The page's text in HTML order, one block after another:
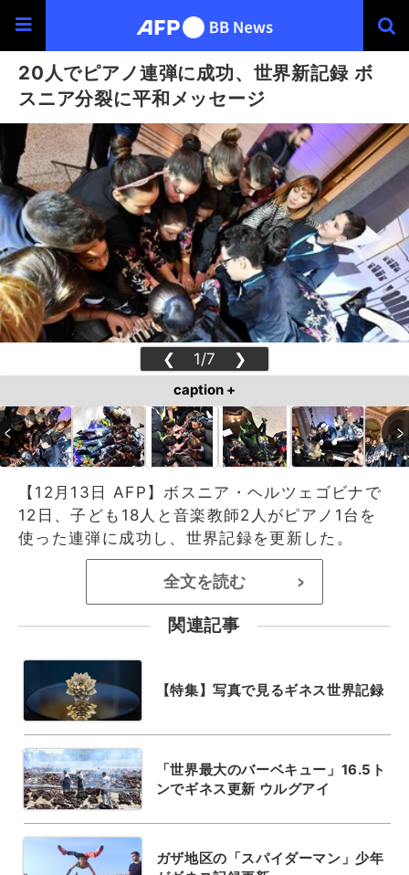
20人でピアノ連弾に成功、世界新記録 ボ
スニア分裂に平和メッセージ
❮ 1/7 ❯
caption +
【12月13日 AFP】ボスニア・ヘルツェゴビナで
12日、子ども18人と音楽教師2人がピアノ1台を
使った連弾に成功し、世界記録を更新した。
全文を読む >
関連記事
【特集】写真で見るギネス世界記録
「世界最大のバーベキュー」16.5ト
ンでギネス更新 ウルグアイ
ガザ地区の「スパイダーマン」少年